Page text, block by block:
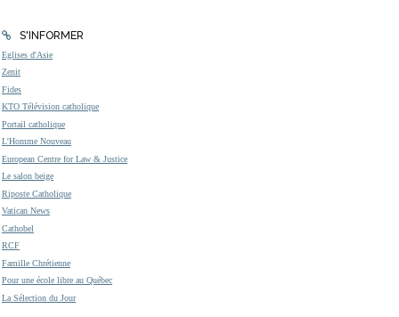
S'INFORMER
Eglises d'Asie
Zenit
Fides
KTO Télévision catholique
Portail catholique
L'Homme Nouveau
European Centre for Law & Justice
Le salon beige
Riposte Catholique
Vatican News
Cathobel
RCF
Famille Chrétienne
Pour une école libre au Québec
La Sélection du Jour